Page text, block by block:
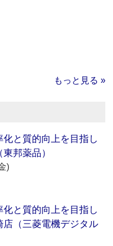
もっと見る »
化と質的向上を目指し
邦薬品）
)
化と質的向上を目指し
店（三菱電機デジタル